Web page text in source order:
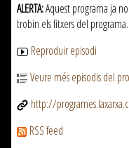
ALERTA:Aquest programa ja
trobin els fitxers del programa.
Reproduir episodi
Veure més episodis del
http://
RSS feed